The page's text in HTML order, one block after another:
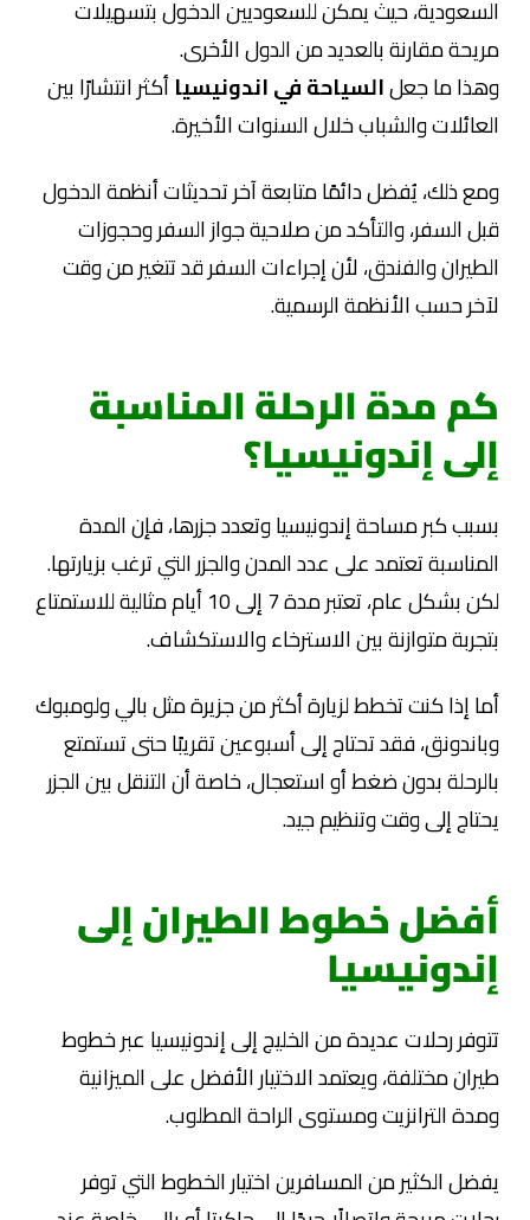
السعودية، حيث يمكن للسعوديين الدخول بتسهيلات
مريحة مقارنة بالعديد من الدول الأخرى.
وهذا ما جعلالسياحة في اندونيسياأكثر انتشارًا بين
العائلات والشباب خلال السنوات الأخيرة.
ومع ذلك، يُفضل دائمًا متابعة آخر تحديثات أنظمة الدخول
قبل السفر، والتأكد من صلاحية جواز السفر وحجوزات
الطيران والفندق، لأن إجراءات السفر قد تتغير من وقت
لآخر حسب الأنظمة الرسمية.
كم مدة الرحلة المناسبة
إلى إندونيسيا؟
بسبب كبر مساحة إندونيسيا وتعدد جزرها، فإن المدة
المناسبة تعتمد على عدد المدن والجزر التي ترغب بزيارتها.
لكن بشكل عام، تعتبر مدة 7 إلى 10 أيام مثالية للاستمتاع
بتجربة متوازنة بين الاسترخاء والاستكشاف.
أما إذا كنت تخطط لزيارة أكثر من جزيرة مثل بالي ولومبوك
وباندونق، فقد تحتاج إلى أسبوعين تقريبًا حتى تستمتع
بالرحلة بدون ضغط أو استعجال، خاصة أن التنقل بين الجزر
يحتاج إلى وقت وتنظيم جيد.
أفضل خطوط الطيران إلى
إندونيسيا
تتوفر رحلات عديدة من الخليج إلى إندونيسيا عبر خطوط
طيران مختلفة، ويعتمد الاختيار الأفضل على الميزانية
ومدة الترانزيت ومستوى الراحة المطلوب.
يفضل الكثير من المسافرين اختيار الخطوط التي توفر